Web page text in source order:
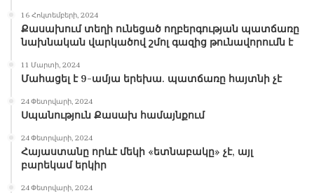
16 Հոկտեմբերի, 2024
Քասախում տեղի ունեցած ողբերգության պատճառը
նախնական վարկածով շմոլ գազից թունավորումն է
11 Մարտի, 2024
Մահացել է 9-ամյա երեխա. պատճառը հայտնի չէ
24 Փետրվարի, 2024
Սպանություն Քասախ համայնքում
24 Փետրվարի, 2024
Հայաստանը որևէ մեկի «ետնաբակը» չէ, այլ
բարեկամ երկիր
24 Փետրվարի, 2024